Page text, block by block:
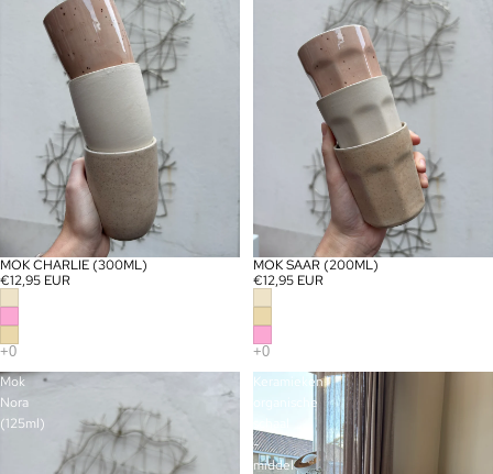
MOK CHARLIE (300ML)
€12,95 EUR
MOK SAAR (200ML)
€12,95 EUR
Mok
Nora
(125ml)
Keramieken
organische
-
middel